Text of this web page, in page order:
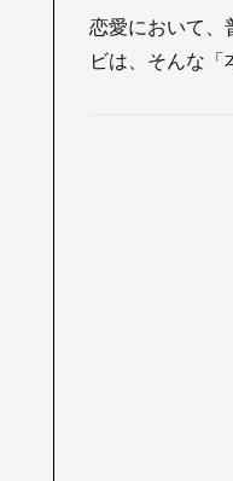
恋愛において、
ビは、そんな「